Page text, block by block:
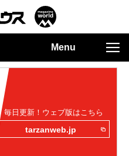
Menu
毎日更新！ウェブ版はこちら
tarzanweb.jp